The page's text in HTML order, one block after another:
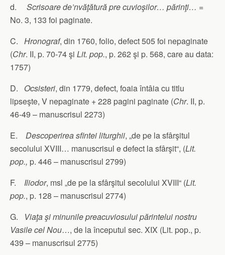
d. Scrisoare de’nvăţătură pre cuvioşilor… părinţi… =
No. 3, 133 foi paginate.
C. Hronograf, din 1760, folio, defect 505 foi nepaginate
(Chr. II, p. 70-74 şi Lit. pop., p. 262 şi p. 568, care au data:
1757)
D. Ocsisteri, din 1779, defect, foaia întâia cu titlu
lipseşte, V nepaginate + 228 pagini paginate (Chr. II, p.
46-49 – manuscrisul 2273)
E. Descoperirea sfintei liturghii, „de pe la sfârşitul
secolului XVIII… manuscrisul e defect la sfârşit“, (Lit.
pop., p. 446 – manuscrisul 2799)
F. Iliodor, msl „de pe la sfârşitul secolului XVIII“ (Lit.
pop., p. 128 – manuscrisul 2774)
G. Viaţa şi minunile preacuviosului părintelui nostru
Vasile cel Nou…, de la începutul sec. XIX (Lit. pop., p.
439 – manuscrisul 2775)